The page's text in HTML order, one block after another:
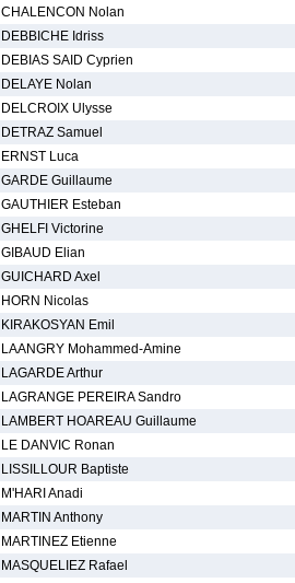
CHALENCON Nolan
DEBBICHE Idriss
DEBIAS SAID Cyprien
DELAYE Nolan
DELCROIX Ulysse
DETRAZ Samuel
ERNST Luca
GARDE Guillaume
GAUTHIER Esteban
GHELFI Victorine
GIBAUD Elian
GUICHARD Axel
HORN Nicolas
KIRAKOSYAN Emil
LAANGRY Mohammed-Amine
LAGARDE Arthur
LAGRANGE PEREIRA Sandro
LAMBERT HOAREAU Guillaume
LE DANVIC Ronan
LISSILLOUR Baptiste
M'HARI Anadi
MARTIN Anthony
MARTINEZ Etienne
MASQUELIEZ Rafael